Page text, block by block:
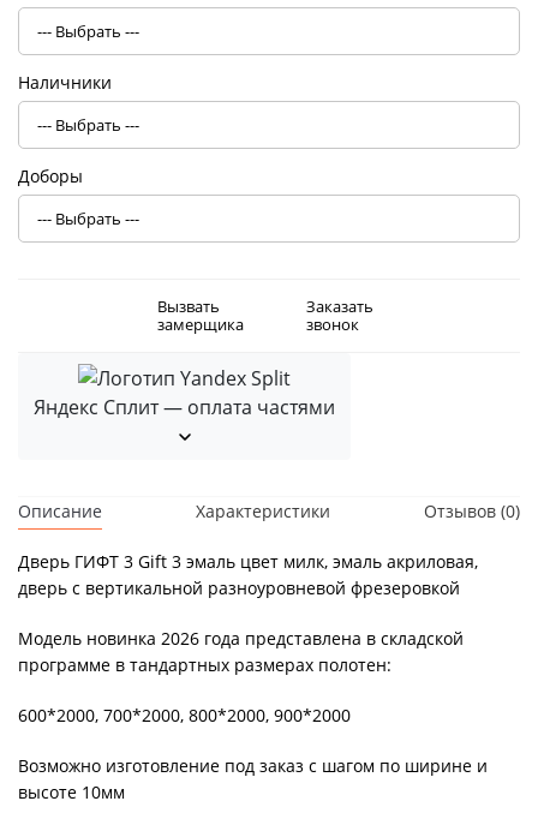
Наличники
Доборы
Вызвать
замерщика
Заказать
звонок
Яндекс Сплит — оплата частями
Описание Характеристики Отзывов (0)
Дверь ГИФТ 3 Gift 3 эмаль цвет милк, эмаль акриловая,
дверь с вертикальной разноуровневой фрезеровкой
Модель новинка 2026 года представлена в складской
программе в тандартных размерах полотен:
600*2000, 700*2000, 800*2000, 900*2000
Возможно изготовление под заказ с шагом по ширине и
высоте 10мм